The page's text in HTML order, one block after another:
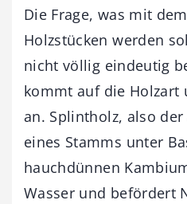
Die Frage, was mit
Holzstücken werden
nicht völlig eindeutig
kommt auf die Holzart
an. Splintholz, also
eines Stamms unter
hauchdünnen
Wasser und befördert